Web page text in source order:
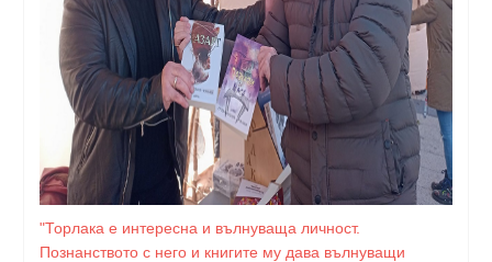
"Торлака е интересна и вълнуваща личност.
Познанството с него и книгите му дава вълнуващи